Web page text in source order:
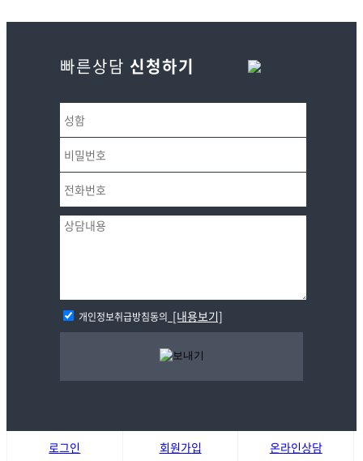
빠른상담 신청하기
개인정보취급방침동의 [내용보기]
로그인 회원가입 온라인상담